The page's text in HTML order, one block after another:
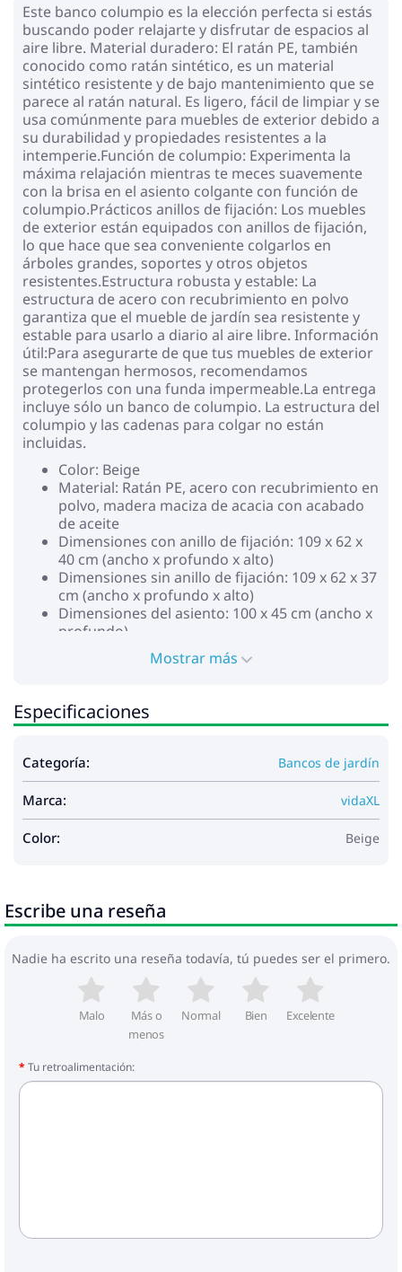
Este banco columpio es la elección perfecta si estás
buscando poder relajarte y disfrutar de espacios al
aire libre. Material duradero: El ratán PE, también
conocido como ratán sintético, es un material
sintético resistente y de bajo mantenimiento que se
parece al ratán natural. Es ligero, fácil de limpiar y se
usa comúnmente para muebles de exterior debido a
su durabilidad y propiedades resistentes a la
intemperie.Función de columpio: Experimenta la
máxima relajación mientras te meces suavemente
con la brisa en el asiento colgante con función de
columpio.Prácticos anillos de fijación: Los muebles
de exterior están equipados con anillos de fijación,
lo que hace que sea conveniente colgarlos en
árboles grandes, soportes y otros objetos
resistentes.Estructura robusta y estable: La
estructura de acero con recubrimiento en polvo
garantiza que el mueble de jardín sea resistente y
estable para usarlo a diario al aire libre. Información
útil:Para asegurarte de que tus muebles de exterior
se mantengan hermosos, recomendamos
protegerlos con una funda impermeable.La entrega
incluye sólo un banco de columpio. La estructura del
columpio y las cadenas para colgar no están
incluidas.
Color: Beige
Material: Ratán PE, acero con recubrimiento en
polvo, madera maciza de acacia con acabado
de aceite
Dimensiones con anillo de fijación: 109 x 62 x
40 cm (ancho x profundo x alto)
Dimensiones sin anillo de fijación: 109 x 62 x 37
cm (ancho x profundo x alto)
Dimensiones del asiento: 100 x 45 cm (ancho x
profundo)
La estructura de columpio no está incluida
Capacidad máx. de carga (por asiento): 110 kg
Requiere montaje: Sí
Máximo 110 kg por asiento. Tenga en cuenta el
intenso en las proximidades del producto.
Mostrar más
Especificaciones
Categoría: Bancos de jardín
Marca: vidaXL
Color: Beige
Escribe una reseña
Nadie ha escrito una reseña todavía, tú puedes ser el primero.
Malo
Más o
menos
Normal Bien Excelente
Tu retroalimentación: